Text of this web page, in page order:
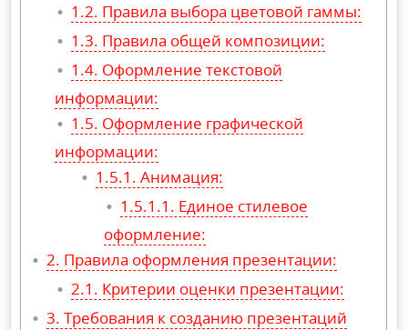
Правила выбора цветовой гаммы:
Правила общей композиции:
Оформление текстовой
информации:
Оформление графической
информации:
Анимация:
Единое стилевое
оформление:
Правила оформления презентации:
Критерии оценки презентации:
Требования к созданию презентаций